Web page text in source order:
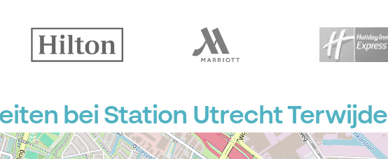
bei Station Utrecht Terwijde